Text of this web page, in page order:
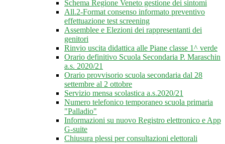
Schema Regione Veneto gestione dei sintomi
All.2-Format consenso informato preventivo
effettuazione test screening
Assemblee e Elezioni dei rappresentanti dei
genitori
Rinvio uscita didattica alle Piane classe 1^ verde
Orario definitivo Scuola Secondaria P. Maraschin
a.s. 2020/21
Orario provvisorio scuola secondaria dal 28
settembre al 2 ottobre
Servizio mensa scolastica a.s.2020/21
Numero telefonico temporaneo scuola primaria
"Palladio"
Informazioni su nuovo Registro elettronico e App
G-suite
Chiusura plessi per consultazioni elettorali